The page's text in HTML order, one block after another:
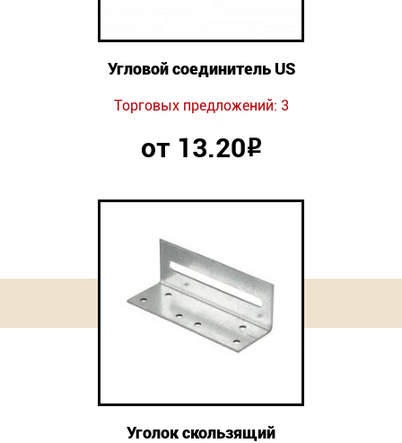
Угловой соединитель US
Торговых предложений: 3
от 13.20Р
Уголок скользящий